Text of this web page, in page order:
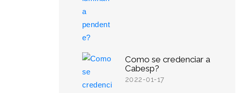
Como se credenciar a
Cabesp?
2022-01-17